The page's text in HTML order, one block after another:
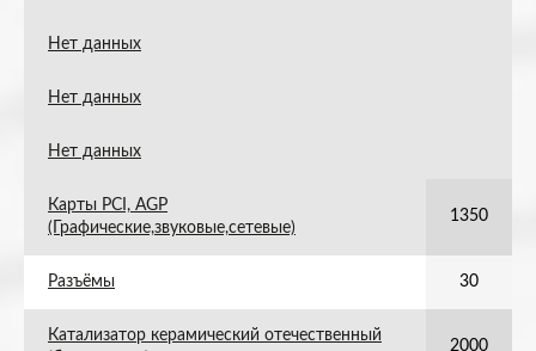
Нет данных
Нет данных
Нет данных
Карты PCI, AGP
(Графические,звуковые,сетевые)
1350
Разъёмы 30
Катализатор керамический отечественный
2000